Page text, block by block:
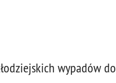
wypadów do